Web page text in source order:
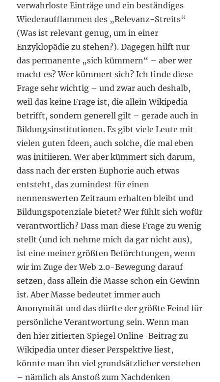
verwahrloste Einträge und ein beständiges
Wiederaufflammen des „Relevanz-Streits“
(Was ist relevant genug, um in einer
Enzyklopädie zu stehen?). Dagegen hilft nur
das permanente „sich kümmern“ – aber wer
macht es? Wer kümmert sich? Ich finde diese
Frage sehr wichtig – und zwar auch deshalb,
weil das keine Frage ist, die allein Wikipedia
betrifft, sondern generell gilt – gerade auch in
Bildungsinstitutionen. Es gibt viele Leute mit
vielen guten Ideen, auch solche, die mal eben
was initiieren. Wer aber kümmert sich darum,
dass nach der ersten Euphorie auch etwas
entsteht, das zumindest für einen
nennenswerten Zeitraum erhalten bleibt und
Bildungspotenziale bietet? Wer fühlt sich wofür
verantwortlich? Dass man diese Frage zu wenig
stellt (und ich nehme mich da gar nicht aus),
ist eine meiner größten Befürchtungen, wenn
wir im Zuge der Web 2.0-Bewegung darauf
setzen, dass allein die Masse schon ein Gewinn
ist. Aber Masse bedeutet immer auch
Anonymität und das dürfte der größte Feind für
persönliche Verantwortung sein. Wenn man
den hier zitierten Spiegel Online-Beitrag zu
Wikipedia unter dieser Perspektive liest,
könnte man ihn viel grundsätzlicher verstehen
– nämlich als Anstoß zum Nachdenken